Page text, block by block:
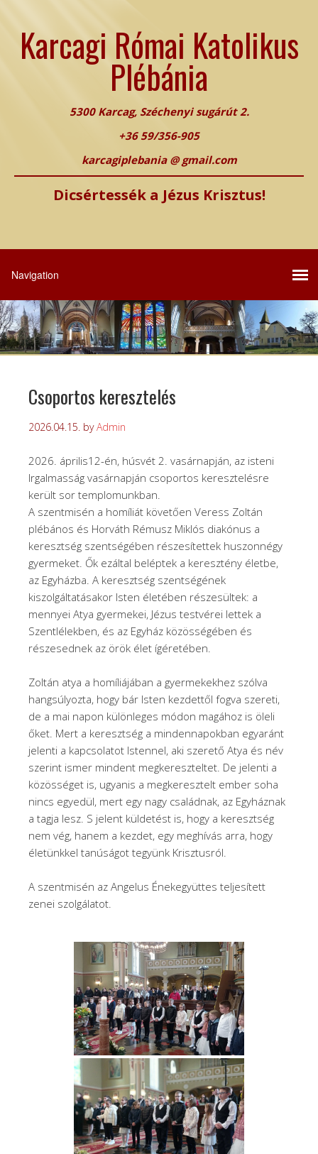
Karcagi Római Katolikus
Plébánia
5300 Karcag, Széchenyi sugárút 2.
+36 59/356-905
karcagiplebania @ gmail.com
Dicsértessék a Jézus Krisztus!
Csoportos keresztelés
2026.04.15. byAdmin
2026. április12-én, húsvét 2. vasárnapján, az isteni
Irgalmasság vasárnapján csoportos keresztelésre
került sor templomunkban.
A szentmisén a homíliát követően Veress Zoltán
plébános és Horváth Rémusz Miklós diakónus a
keresztség szentségében részesítettek huszonnégy
gyermeket. Ők ezáltal beléptek a keresztény életbe,
az Egyházba. A keresztség szentségének
kiszolgáltatásakor Isten életében részesültek: a
mennyei Atya gyermekei, Jézus testvérei lettek a
Szentlélekben, és az Egyház közösségében és
részesednek az örök élet ígéretében.
Zoltán atya a homíliájában a gyermekekhez szólva
hangsúlyozta, hogy bár Isten kezdettől fogva szereti,
de a mai napon különleges módon magához is öleli
őket. Mert a keresztség a mindennapokban egyaránt
jelenti a kapcsolatot Istennel, aki szerető Atya és név
szerint ismer mindent megkereszteltet. De jelenti a
közösséget is, ugyanis a megkeresztelt ember soha
nincs egyedül, mert egy nagy családnak, az Egyháznak
a tagja lesz. S jelent küldetést is, hogy a keresztség
nem vég, hanem a kezdet, egy meghívás arra, hogy
életünkkel tanúságot tegyünk Krisztusról.
A szentmisén az Angelus Énekegyüttes teljesített
zenei szolgálatot.